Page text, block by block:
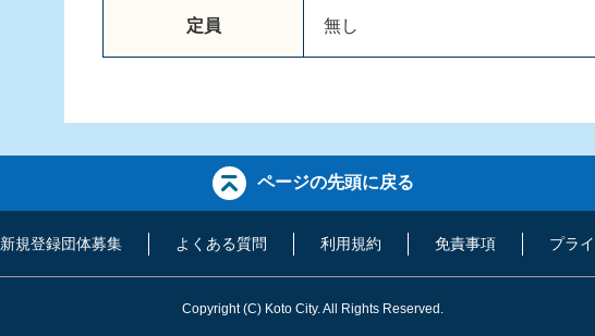
定員 無し
ページの先頭に戻る
新規登録団体募集 よくある質問 利用規約 免責事項 プラ
Copyright(C) Koto City. All Rights Reserved.